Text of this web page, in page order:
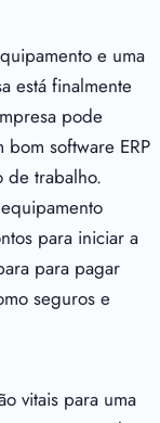
e uma
está finalmente
pode
bom software ERP
de trabalho.
para iniciar a
para pagar
seguros e
vitais para uma